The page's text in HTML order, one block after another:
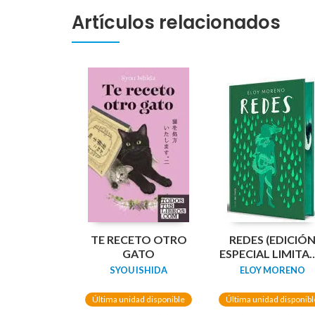
Artículos relacionados
TE RECETO OTRO
GATO
SYOU ISHIDA
Última unidad disponible
REDES (EDICIÓN
ESPECIAL
GUARDAS
NETWORKS
ELOY MORENO
Última unidad